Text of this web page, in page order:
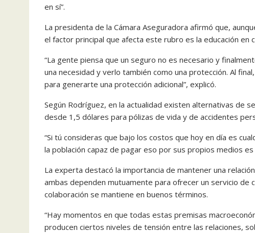
en sí”.
La presidenta de la Cámara Aseguradora afirmó que,
el factor principal que afecta este rubro es la educación en
“La gente piensa que un seguro no es necesario y
una necesidad y verlo también como una protección. Al
para generarte una protección adicional”, explicó.
Según Rodríguez, en la actualidad existen alternativas de
desde 1,5 dólares para pólizas de vida y de accidentes
“Si tú consideras que bajo los costos que hoy en día es
la población capaz de pagar eso por sus propios medios es
La experta destacó la importancia de mantener una
ambas dependen mutuamente para ofrecer un servicio de
colaboración se mantiene en buenos términos.
“Hay momentos en que todas estas premisas
producen ciertos niveles de tensión entre las relaciones,